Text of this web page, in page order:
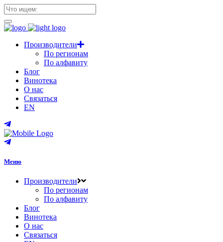
Производители
По регионам
По алфавиту
Блог
Винотека
О нас
Связаться
EN
Меню
Производители
По регионам
По алфавиту
Блог
Винотека
О нас
Связаться